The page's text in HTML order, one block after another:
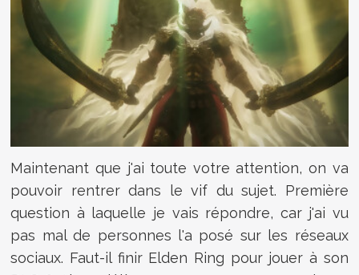
Maintenant que j'ai toute votre attention, on va
pouvoir rentrer dans le vif du sujet. Première
question à laquelle je vais répondre, car j'ai vu
pas mal de personnes l'a posé sur les réseaux
sociaux. Faut-il finir Elden Ring pour jouer à son